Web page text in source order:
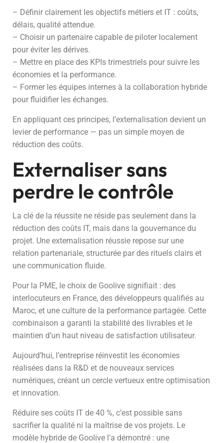
– Définir clairement les objectifs métiers et IT : coûts,
délais, qualité attendue.
– Choisir un partenaire capable de piloter localement
pour éviter les dérives.
– Mettre en place des KPIs trimestriels pour suivre les
économies et la performance.
– Former les équipes internes à la collaboration hybride
pour fluidifier les échanges.
En appliquant ces principes, l’externalisation devient un
levier de performance — pas un simple moyen de
réduction des coûts.
Externaliser sans
perdre le contrôle
La clé de la réussite ne réside pas seulement dans la
réduction des coûts IT, mais dans la gouvernance du
projet. Une externalisation réussie repose sur une
relation partenariale, structurée par des rituels clairs et
une communication fluide.
Pour la PME, le choix de Goolive signifiait : des
interlocuteurs en France, des développeurs qualifiés au
Maroc, et une culture de la performance partagée. Cette
combinaison a garanti la stabilité des livrables et le
maintien d’un haut niveau de satisfaction utilisateur.
Aujourd’hui, l’entreprise réinvestit les économies
réalisées dans la R&D et de nouveaux services
numériques, créant un cercle vertueux entre optimisation
et innovation.
Réduire ses coûts IT de 40 %, c’est possible sans
sacrifier la qualité ni la maîtrise de vos projets. Le
modèle hybride de Goolive l’a démontré : une